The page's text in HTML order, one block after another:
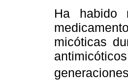
Ha habido
micóticas